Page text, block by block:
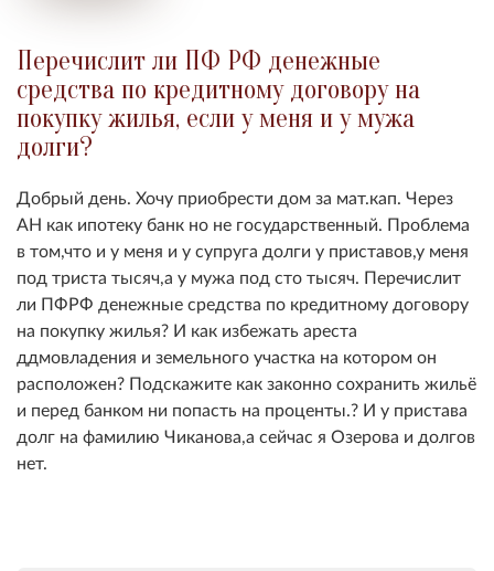
Перечислит ли ПФ РФ денежные
средства по кредитному договору на
покупку жилья, если у меня и у мужа
долги?
Добрый день. Хочу приобрести дом за мат.кап. Через
АН как ипотеку банк но не государственный. Проблема
в том,что и у меня и у супруга долги у приставов,у меня
под триста тысяч,а у мужа под сто тысяч. Перечислит
ли ПФРФ денежные средства по кредитному договору
на покупку жилья? И как избежать ареста
ддмовладения и земельного участка на котором он
расположен? Подскажите как законно сохранить жильё
и перед банком ни попасть на проценты.? И у пристава
долг на фамилию Чиканова,а сейчас я Озерова и долгов
нет.